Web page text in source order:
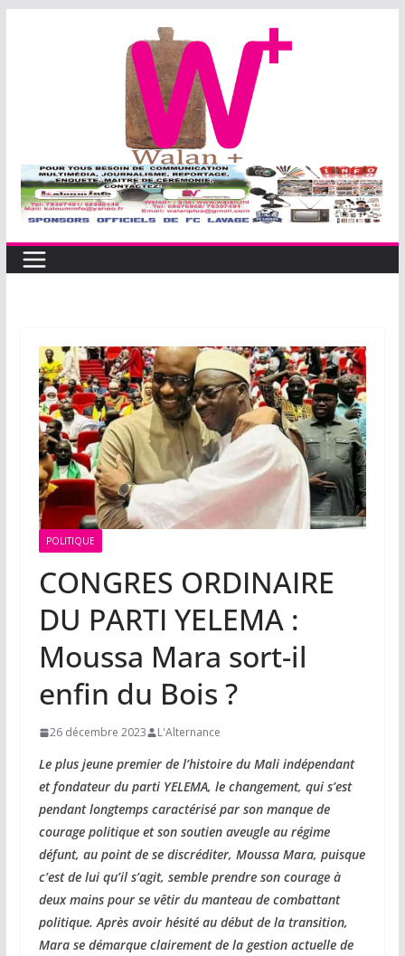
POLITIQUE
CONGRES ORDINAIRE
DU PARTI YELEMA :
Moussa Mara sort-il
enfin du Bois ?
26 décembre 2023 L'Alternance
Le plus jeune premier de l’histoire du Mali indépendant
et fondateur du parti YELEMA, le changement, qui s’est
pendant longtemps caractérisé par son manque de
courage politique et son soutien aveugle au régime
défunt, au point de se discréditer, Moussa Mara, puisque
c’est de lui qu’il s’agit, semble prendre son courage à
deux mains pour se vêtir du manteau de combattant
politique. Après avoir hésité au début de la transition,
Mara se démarque clairement de la gestion actuelle de